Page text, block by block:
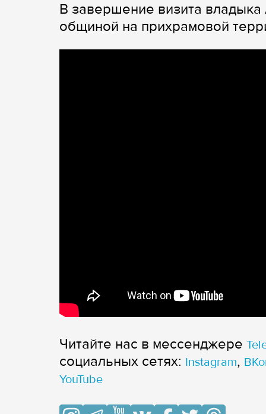
В завершение визита
общиной на прихрамовой
Читайте нас в мессенджере
cоциальных сетях: Instagram,
YouTube